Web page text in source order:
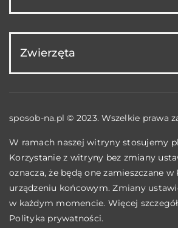
Zwierzęta
sposob-na.pl © 2023. Wszelkie prawa
W ramach naszej witryny stosujemy
Korzystanie z witryny bez zmiany
oznacza, że będą one zamieszczane w
urządzeniu końcowym. Zmiany
w każdym momencie. Więcej
Polityka prywatności.